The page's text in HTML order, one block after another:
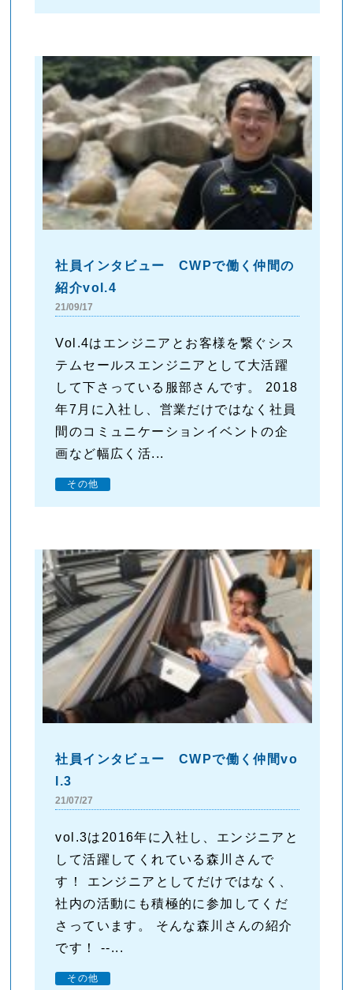
社員インタビュー CWPで働く仲間の
紹介vol.4
21/09/17
Vol.4はエンジニアとお客様を繋ぐシス
テムセールスエンジニアとして大活躍
して下さっている服部さんです。 2018
年7月に入社し、営業だけではなく社員
間のコミュニケーションイベントの企
画など幅広く活...
その他
社員インタビュー CWPで働く仲間vo
l.3
21/07/27
vol.3は2016年に入社し、エンジニアと
して活躍してくれている森川さんで
す！ エンジニアとしてだけではなく、
社内の活動にも積極的に参加してくだ
さっています。 そんな森川さんの紹介
です！ --...
その他